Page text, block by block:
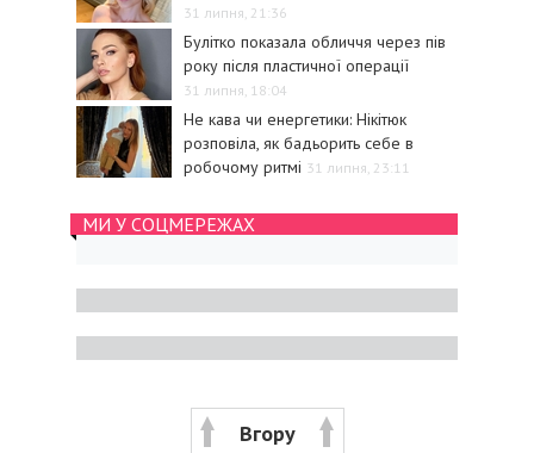
31 липня, 21:36
Булітко показала обличчя через пів
року після пластичної операції
31 липня, 18:04
Не кава чи енергетики: Нікітюк
розповіла, як бадьорить себе в
робочому ритмі 31 липня, 23:11
МИ У СОЦМЕРЕЖАХ
Вгору